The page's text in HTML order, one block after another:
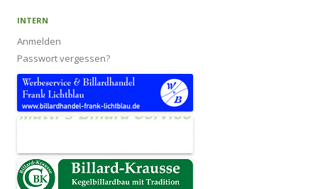
INTERN
Anmelden
Passwort vergessen?